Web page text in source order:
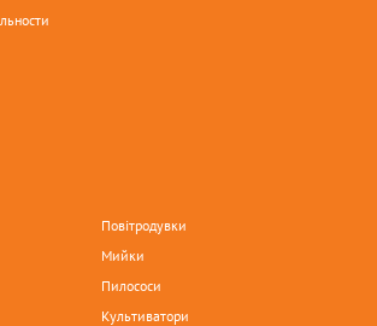
Повітродувки
Мийки
Пилососи
Культиватори